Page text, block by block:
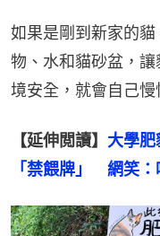
如果是剛到新家的
物、水和貓砂盆，
境安全，就會自己慢
【延伸閲讀】 大學
「禁餵牌」　網笑